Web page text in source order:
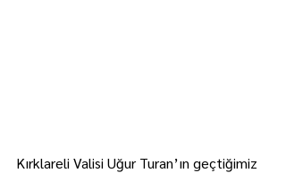
Kırklareli Valisi Uğur Turan’ın geçtiğimiz